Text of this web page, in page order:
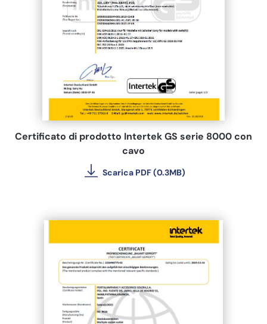
Certificato di prodotto Intertek GS serie 8000 con
cavo
Scarica PDF (0.3MB)